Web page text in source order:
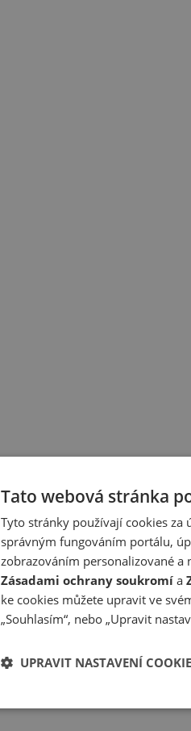
Tato webová stránka
Tyto stránky používají cookies za
správným fungováním portálu,
zobrazováním personalizované
Zásadami ochrany soukromí a
ke cookies můžete upravit ve
„Souhlasím“, nebo „Upravit
UPRAVIT NASTAVENÍ